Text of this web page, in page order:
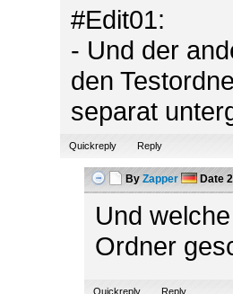
#Edit01:
- Und der
den
separat
Quickreply Reply
By Zapper Date
Und
Ordner
Quickreply Reply